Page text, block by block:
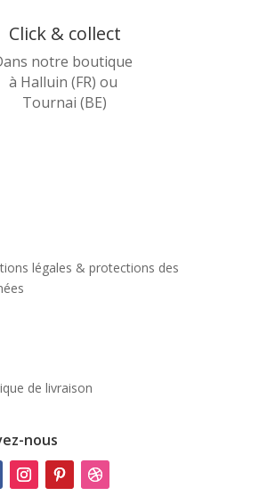
Click & collect
notre boutique
à Halluin (FR) ou
Tournai (BE)
légales & protections des
de livraison
nous